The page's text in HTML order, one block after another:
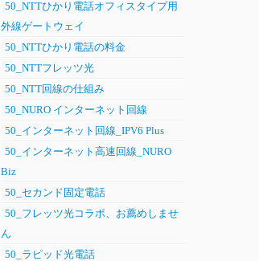
50_NTTひかり電話オフィスタイプ用
外線ゲートウェイ
50_NTTひかり電話の料金
50_NTTフレッツ光
50_NTT回線の仕組み
50_NURO インターネット回線
50_インターネット回線_IPV6 Plus
50_インターネット高速回線_NURO
Biz
50_セカンド固定電話
50_フレッツ光コラボ、お薦めしませ
ん
50_ラピッド光電話